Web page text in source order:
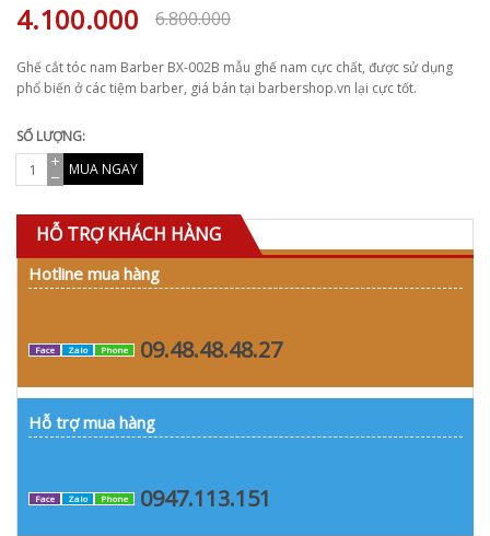
6.800.000
4.100.000
Ghế cắt tóc nam Barber BX-002B mẫu ghế nam cực chất, được sử dụng
phổ biến ở các tiệm barber, giá bán tại barbershop.vn lại cực tốt.
SỐ LƯỢNG:
MUA NGAY
HỖ TRỢ KHÁCH HÀNG
Hotline mua hàng
Face Zalo Phone 09.48.48.48.27
Hỗ trợ mua hàng
Face Zalo Phone 0947.113.151